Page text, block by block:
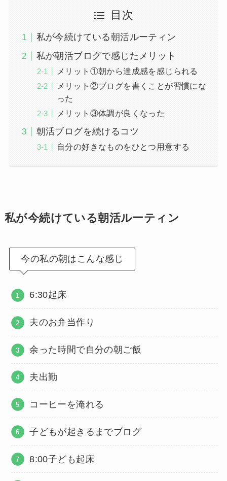
目次
私が今続けている朝活ルーティン
私が朝活ブログで感じたメリット
メリット①朝から達成感を感じられる
メリット②ブログを書くことが習慣にな
った
メリット③体調が良くなった
朝活ブログを続けるコツ
自分の好きなものをひとつ用意する
私が今続けている朝活ルーティン
今の私の朝はこんな感じ
6:30起床
夫のお弁当作り
余った時間で自分の朝ご飯
夫出勤
コーヒーを淹れる
子どもが起きるまでブログ
8:00子ども起床